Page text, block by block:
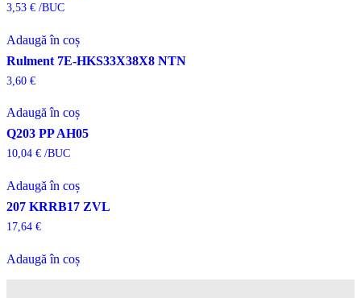
3,53 € /BUC
Adaugă în coș
Rulment 7E-HKS33X38X8 NTN
3,60 €
Adaugă în coș
Q203 PP AH05
10,04 € /BUC
Adaugă în coș
207 KRRB17 ZVL
17,64 €
Adaugă în coș